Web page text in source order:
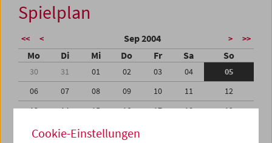
Spielplan
<< < Sep 2004 > >>
Mo Di Mi Do Fr Sa So
30 31 01 02 03 04
05
06
07 08 09 10 11
12
13
14 15 16 17 18
19
20
21 22 23
Cookie-Einstellungen